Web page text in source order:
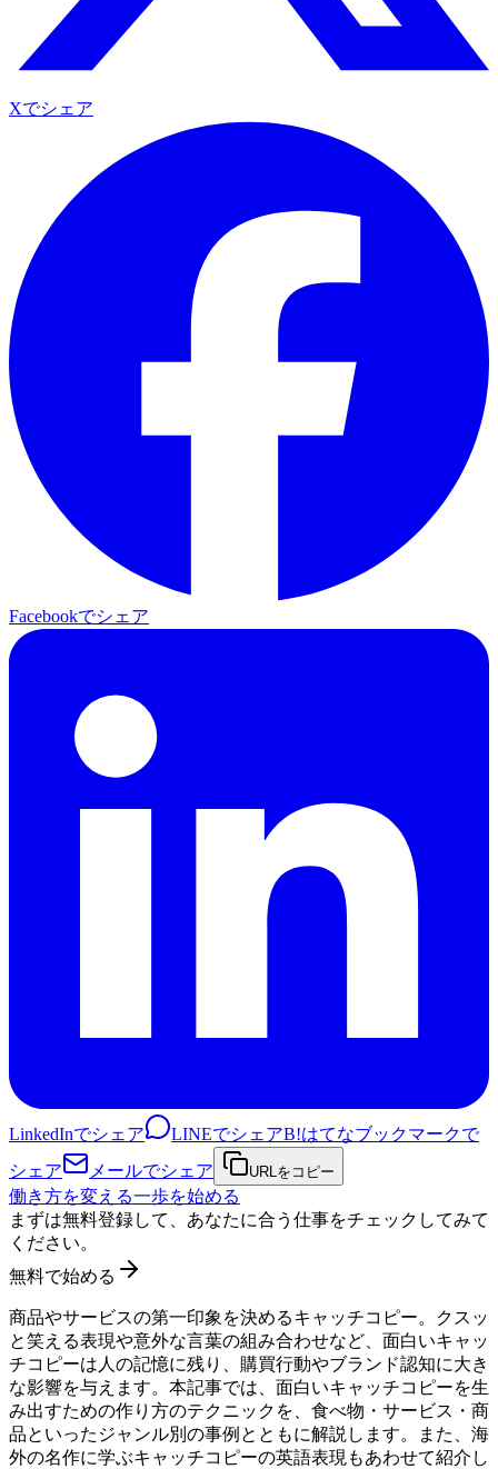
Xでシェア
Facebookでシェア
LinkedInでシェア LINEでシェアB!はてなブックマークで
シェア
メールでシェア URLをコピー
働き方を変える一歩を始める
まずは無料登録して、あなたに合う仕事をチェックしてみて
ください。
無料で始める
商品やサービスの第一印象を決めるキャッチコピー。クスッ
と笑える表現や意外な言葉の組み合わせなど、面白いキャッ
チコピーは人の記憶に残り、購買行動やブランド認知に大き
な影響を与えます。本記事では、面白いキャッチコピーを生
み出すための作り方のテクニックを、食べ物・サービス・商
品といったジャンル別の事例とともに解説します。また、海
外の名作に学ぶキャッチコピーの英語表現もあわせて紹介し